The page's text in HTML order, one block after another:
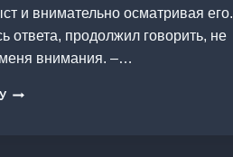
и внимательно осматривая его.
ответа, продолжил говорить, не
внимания. –…
УКУСИ